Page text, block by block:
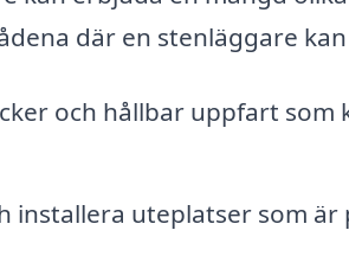
där en stenläggare
och hållbar uppfart
installera uteplatser som